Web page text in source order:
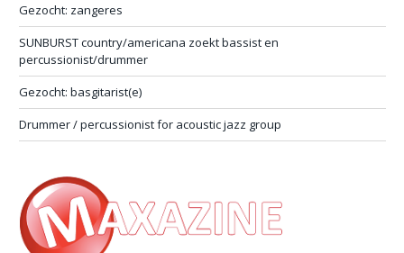
Gezocht: zangeres
SUNBURST country/americana zoekt bassist en
percussionist/drummer
Gezocht: basgitarist(e)
Drummer / percussionist for acoustic jazz group